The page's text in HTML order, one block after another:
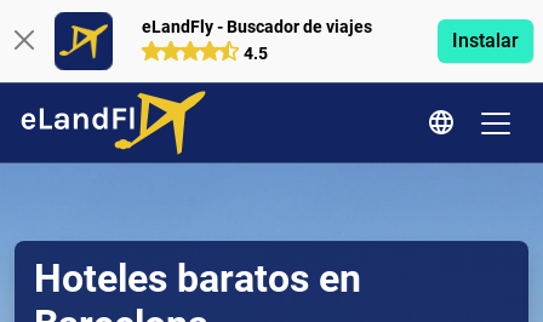
eLandFly - Buscador de viajes
4.5
Instalar
Hoteles baratos en